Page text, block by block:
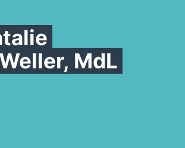
MdL